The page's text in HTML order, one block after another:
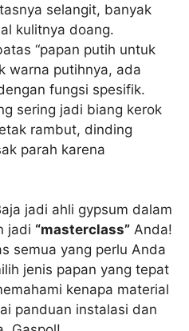
selangit, banyak
kulitnya doang.
“papan putih untuk
warna putihnya, ada
fungsi spesifik.
sering jadi biang kerok
rambut, dinding
parah karena
jadi ahli gypsum dalam
jadi “masterclass” Anda!
semua yang perlu Anda
jenis papan yang tepat
kenapa material
panduan instalasi dan